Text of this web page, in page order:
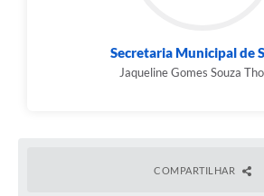
Secretaria Municipal de
Jaqueline Gomes Souza
COMPARTILHAR